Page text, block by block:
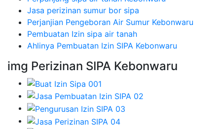
Jasa perizinan sumur bor sipa
Perjanjian Pengeboran Air Sumur Kebonwaru
Pembuatan Izin sipa air tanah
Ahlinya Pembuatan Izin SIPA Kebonwaru
img Perizinan SIPA Kebonwaru